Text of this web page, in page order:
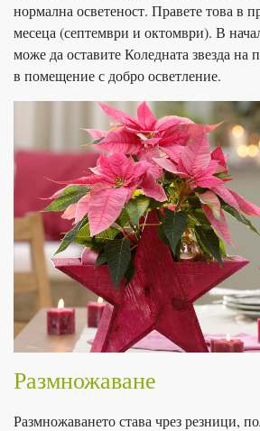
нормална осветеност. Правете това в
месеца (септември и октомври). В
може да оставите Коледната звезда на
в помещение с добро осветление.
Размножаване
Размножаването става чрез резници,